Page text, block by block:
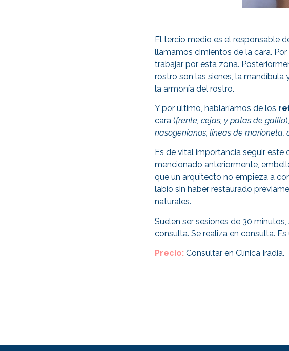
El tercio medio es el responsable
llamamos cimientos de la cara.
trabajar por esta zona.
rostro son las sienes, la
la armonía del rostro.
Y por último, hablaríamos de los
cara (frente, cejas, y patas de galllo
nasogenianos, líneas de marioneta,
Es de vital importancia seguir este
mencionado anteriormente,
que un arquitecto no empieza a
labio sin haber restaurado
naturales.
Suelen ser sesiones de 30
consulta. Se realiza en consulta.
Precio: Consultar en Clínica Iradia.